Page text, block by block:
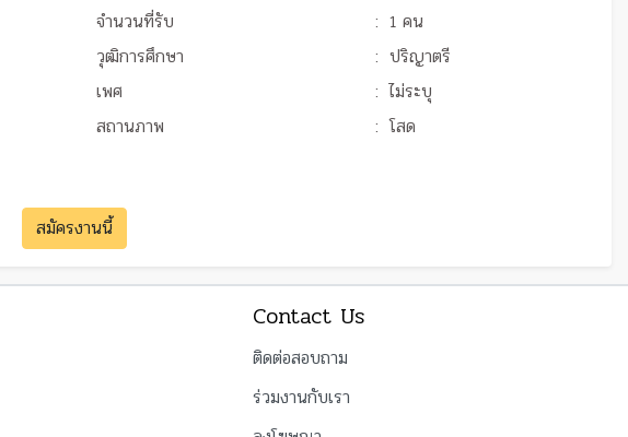
จำนวนที่รับ : 1 คน
วุฒิการศึกษา
: ปริญาตรี
เพศ
: ไม่ระบุ
สถานภาพ
: โสด
สมัครงานนี้
Contact Us
ติดต่อสอบถาม
ร่วมงานกับเรา